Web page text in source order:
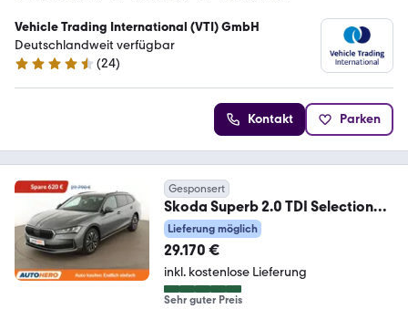
Vehicle Trading International (VTI) GmbH
Deutschlandweit verfügbar
4.4 Sterne
(24)
Kontakt Parken
Gesponsert
Skoda Superb 2.0 TDI Selection
Aut.*APP*NAVI*ACC*
Lieferung möglich
29.170 €
inkl. kostenlose Lieferung
Sehr guter Preis